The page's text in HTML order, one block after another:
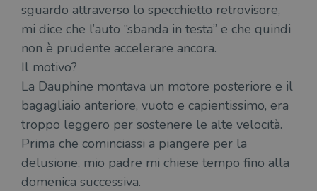
sguardo attraverso lo specchietto retrovisore,
mi dice che l’auto “sbanda in testa” e che quindi
non è prudente accelerare ancora.
Il motivo?
La Dauphine montava un motore posteriore e il
bagagliaio anteriore, vuoto e capientissimo, era
troppo leggero per sostenere le alte velocità.
Prima che cominciassi a piangere per la
delusione, mio padre mi chiese tempo fino alla
domenica successiva.